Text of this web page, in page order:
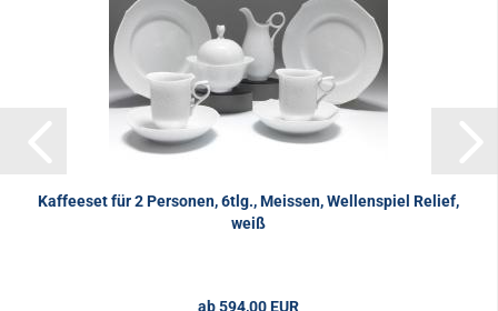
Kaffeeset für 2 Personen, 6tlg., Meissen, Wellenspiel Relief,
weiß
ab 594,00 EUR